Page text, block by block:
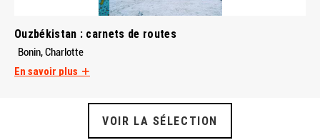
Ouzbékistan : carnets de routes
Bonin, Charlotte
En savoir plus
VOIR LA SÉLECTION